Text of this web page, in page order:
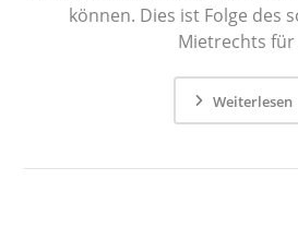
können. Dies ist Folge des
Mietrechts für
Weiterlesen